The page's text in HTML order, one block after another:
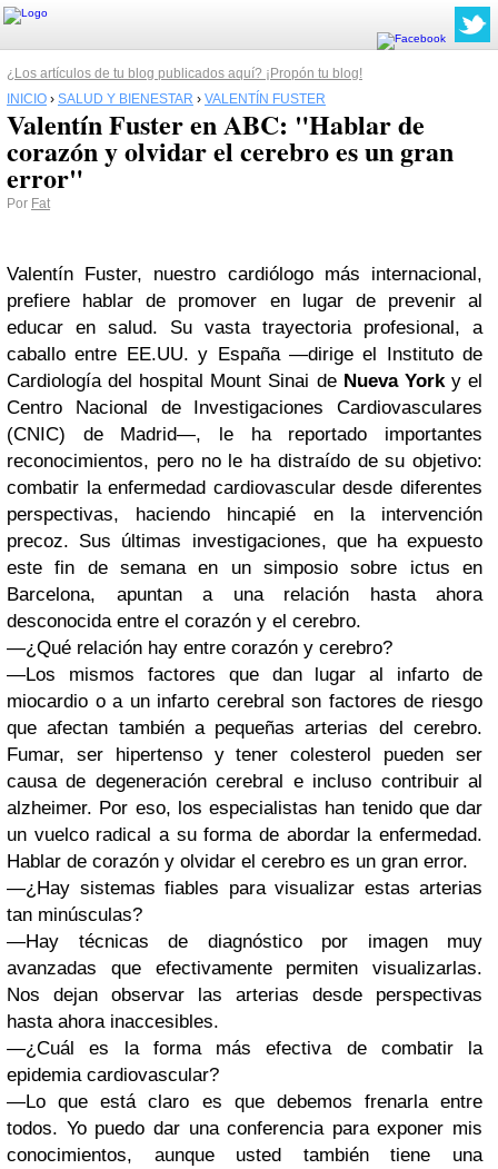
¿Los artículos de tu blog publicados aquí? ¡Propón tu blog!
INICIO › SALUD Y BIENESTAR › VALENTÍN FUSTER
Valentín Fuster en ABC: "Hablar de
corazón y olvidar el cerebro es un gran
error"
Por Fat
Valentín Fuster, nuestro cardiólogo más internacional,
prefiere hablar de promover en lugar de prevenir al
educar en salud. Su vasta trayectoria profesional, a
caballo entre EE.UU. y España —dirige el Instituto de
Cardiología del hospital Mount Sinai de Nueva Yorky el
Centro Nacional de Investigaciones Cardiovasculares
(CNIC) de Madrid—, le ha reportado importantes
reconocimientos, pero no le ha distraído de su objetivo:
combatir la enfermedad cardiovascular desde diferentes
perspectivas, haciendo hincapié en la intervención
precoz. Sus últimas investigaciones, que ha expuesto
este fin de semana en un simposio sobre ictus en
Barcelona, apuntan a una relación hasta ahora
desconocida entre el corazón y el cerebro.
—¿Qué relación hay entre corazón y cerebro?
—Los mismos factores que dan lugar al infarto de
miocardio o a un infarto cerebral son factores de riesgo
que afectan también a pequeñas arterias del cerebro.
Fumar, ser hipertenso y tener colesterol pueden ser
causa de degeneración cerebral e incluso contribuir al
alzheimer. Por eso, los especialistas han tenido que dar
un vuelco radical a su forma de abordar la enfermedad.
Hablar de corazón y olvidar el cerebro es un gran error.
—¿Hay sistemas fiables para visualizar estas arterias
tan minúsculas?
—Hay técnicas de diagnóstico por imagen muy
avanzadas que efectivamente permiten visualizarlas.
Nos dejan observar las arterias desde perspectivas
hasta ahora inaccesibles.
—¿Cuál es la forma más efectiva de combatir la
epidemia cardiovascular?
—Lo que está claro es que debemos frenarla entre
todos. Yo puedo dar una conferencia para exponer mis
conocimientos, aunque usted también tiene una